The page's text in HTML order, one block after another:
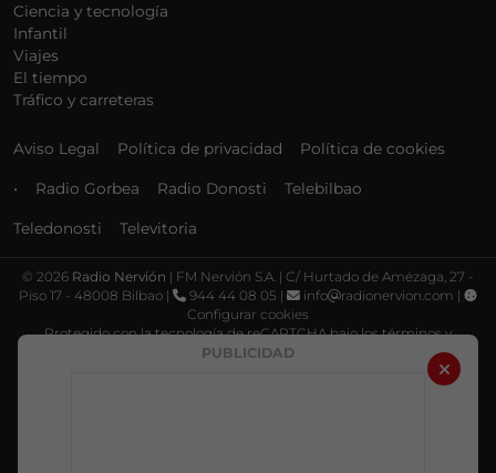
PUBLICIDAD
Ciencia y tecnología
Infantil
Viajes
El tiempo
Tráfico y carreteras
Aviso Legal Política de privacidad Política de cookies
• Radio Gorbea Radio Donosti Telebilbao
Teledonosti Televitoria
© 2026 Radio Nervión | FM Nervión S.A. | C/ Hurtado de Amézaga, 27 -
Piso 17 - 48008 Bilbao |
944 44 08 05 | info
radionervion.com |
Configurar cookies
Protegido con la tecnología de reCAPTCHA bajo los términos y
Política de privacidad Términos de servicio